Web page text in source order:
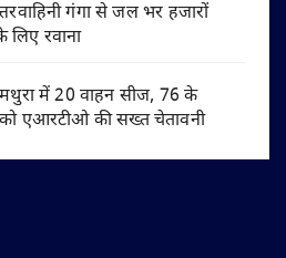
गंगा से जल भर हजारों
लिए रवाना
में 20 वाहन सीज, 76 के
को एआरटीओ की सख्त चेतावनी